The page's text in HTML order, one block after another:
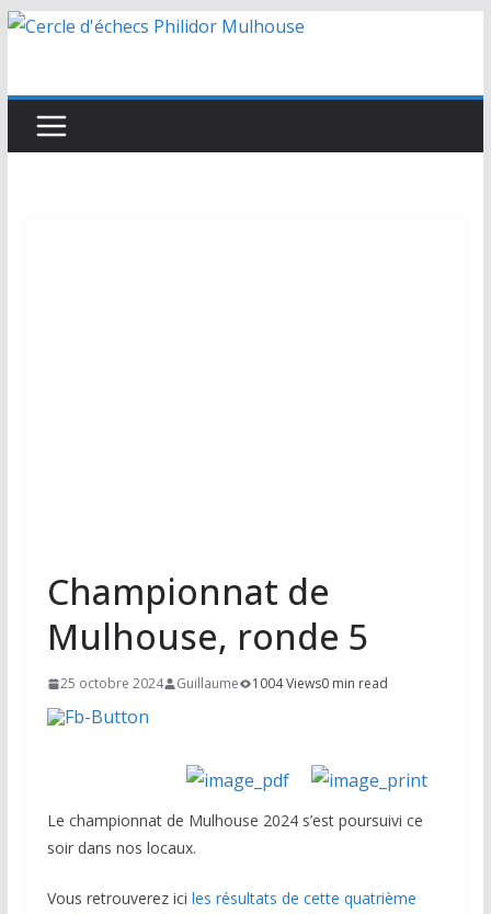
Passer
Championnat de
Mulhouse, ronde 5
25 octobre 2024 Guillaume 1004 Views0 min read
Le championnat de Mulhouse 2024 s’est poursuivi ce
soir dans nos locaux.
Vous retrouverez ici les résultats de cette quatrième